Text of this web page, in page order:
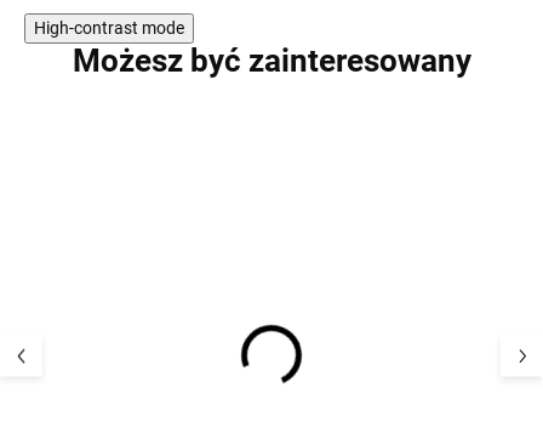
High-contrast mode
Możesz być zainteresowany